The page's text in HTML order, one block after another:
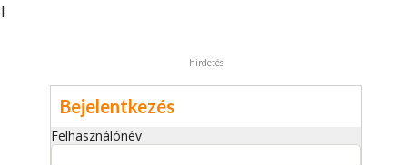
hirdetés
Bejelentkezés
Felhasználónév